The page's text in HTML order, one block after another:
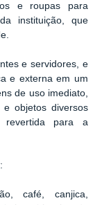
e roupas para
instituição, que
e servidores, e
e externa em um
de uso imediato,
objetos diversos
para a
café, canjica,